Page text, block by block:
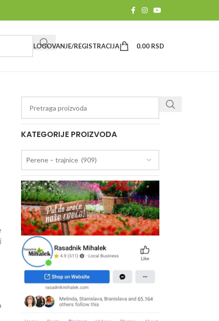
LOGOVANJE/REGISTRACIJA 0.00 RSD
KATEGORIJE PROIZVODA
Perene – trajnice (909)